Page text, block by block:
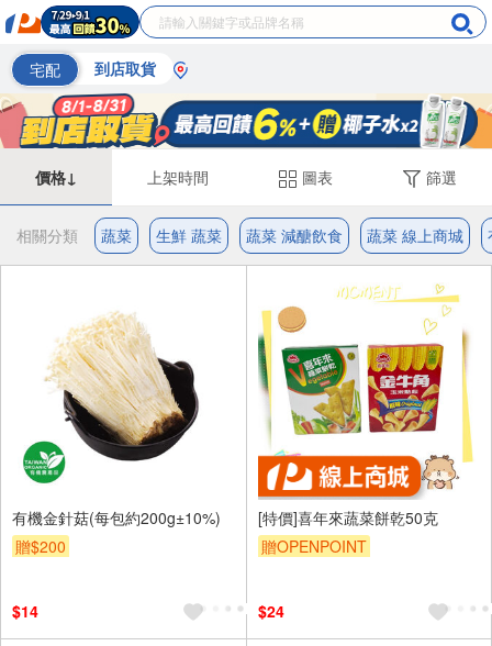
宅配 到店取貨
價格↓ 上架時間 圖表 篩選
相關分類 蔬菜 生鮮 蔬菜 蔬菜 減醣飲食 蔬菜 線上商城
有機金針菇(每包約200g±10%)
贈$200
$14
[特價]喜年來蔬菜餅乾50克
贈OPENPOINT
$24